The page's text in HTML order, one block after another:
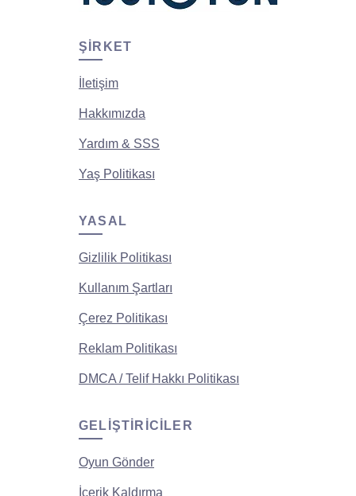
ŞIRKET
İletişim
Hakkımızda
Yardım & SSS
Yaş Politikası
YASAL
Gizlilik Politikası
Kullanım Şartları
Çerez Politikası
Reklam Politikası
DMCA / Telif Hakkı Politikası
GELIŞTIRICILER
Oyun Gönder
İçerik Kaldırma